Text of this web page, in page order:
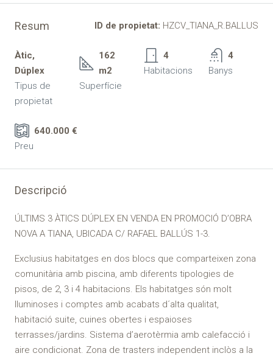
Resum ID de propietat: HZCV_TIANA_R.BALLUS
Àtic,
Dúplex
Tipus de
propietat
162
m2
Superfície
4
Habitacions
4
Banys
640.000 €
Preu
Descripció
ÚLTIMS 3 ÀTICS DÚPLEX EN VENDA EN PROMOCIÓ D’OBRA
NOVA A TIANA, UBICADA C/ RAFAEL BALLÚS 1-3.
Exclusius habitatges en dos blocs que comparteixen zona
comunitària amb piscina, amb diferents tipologies de
pisos, de 2, 3 i 4 habitacions. Els habitatges són molt
lluminoses i comptes amb acabats d´alta qualitat,
habitació suite, cuines obertes i espaioses
terrasses/jardins. Sistema d’aerotèrmia amb calefacció i
aire condicionat. Zona de trasters independent inclòs a la